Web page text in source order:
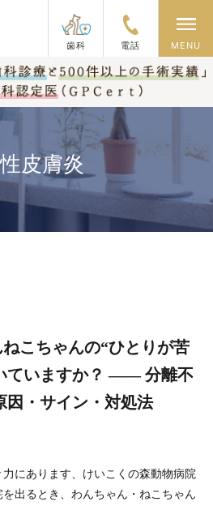
歯科 電話
メ
MENU
皮膚炎
こちゃんの“ひとりが苦
ていますか？ —— 分離不
因・サイン・対処法
にあります、けいこくの森動物病院
出るとき、わんちゃん・ねこちゃん